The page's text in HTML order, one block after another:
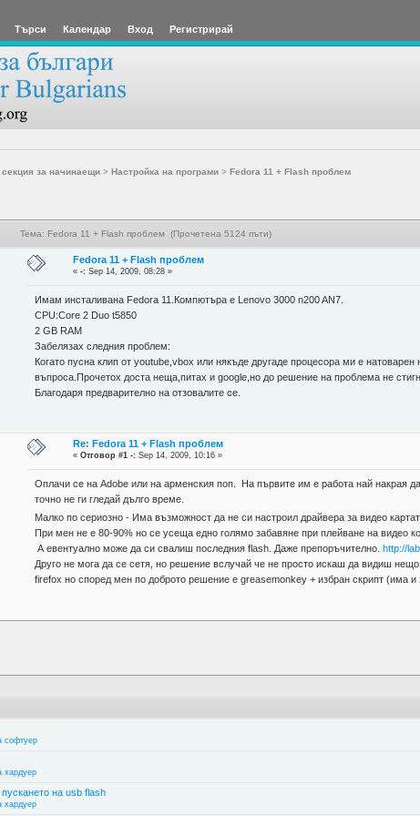
Търси Календар Вход Регистрирай
за начинаещи> Настройка на програми> Fedora 11 + Flash проблем
Тема: Fedora 11 + Flash проблем (Прочетена 5124 пъти)
Fedora 11 + Flash проблем
«-: Sep 14, 2009, 08:28 »
Имам инсталивана Fedora 11.Компютъра е Lenovo 3000 n200 AN7.
CPU:Core 2 Duo t5850
2 GB RAM
Забелязах следния проблем:
Когато пусна клип от youtube,vbox или някъде другаде процесора ми е
въпроса.Прочетох доста неща,питах и google,но до решение на проблема не
Благодаря предварително на отзовалите се.
Re: Fedora 11 + Flash проблем
«Отговор #1 -: Sep 14, 2009, 10:16 »
Оплачи се на Adobe или на арменския поп. На първите им е работа най накрая
точно не ги гледай дълго време.
Малко по сериозно - Има възможност да не си настроил драйвера за видео
При мен не е 80-90% но се усеща едно голямо забавяне при плейване на видео
А евентуално може да си свалиш последния flash. Даже препоръчително. http://
Друго не мога да се сетя, но решение вслучай че не просто искаш да видиш
firefox но според мен по доброто решение е greasemonkey + избран скрипт (има
софтуер
хардуер
на usb flash
хардуер